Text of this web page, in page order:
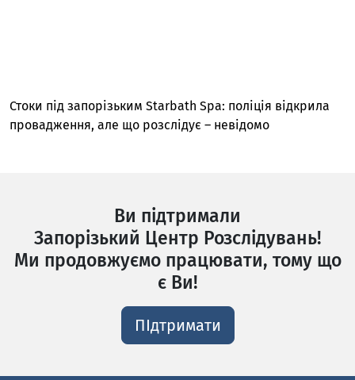
Стоки під запорізьким Starbath Spa: поліція відкрила
провадження, але що розслідує – невідомо
Ви підтримали
Запорізький Центр Розслідувань!
Ми продовжуємо працювати, тому що
є Ви!
ПІдтримати